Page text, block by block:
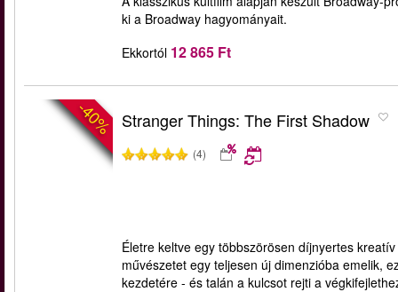
ki a Broadway hagyományait.
Ekkortól 12 865 Ft
-40% Stranger Things: The First Shadow
(4)
Életre keltve egy többszörösen díjnyertes
művészetet egy teljesen új dimenzióba emelik,
kezdetére - és talán a kulcsot rejti a